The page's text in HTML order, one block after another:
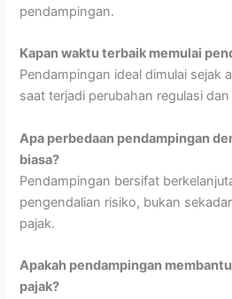
pendampingan.
Kapan waktu terbaik memulai
Pendampingan ideal dimulai sejak
saat terjadi perubahan regulasi
Apa perbedaan pendampingan
biasa?
Pendampingan bersifat
pengendalian risiko, bukan
pajak.
Apakah pendampingan
pajak?